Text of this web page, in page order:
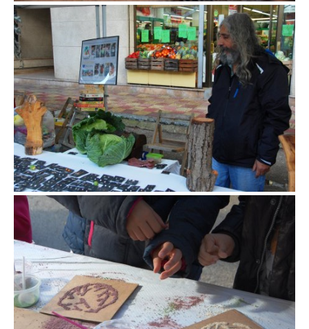
Fira de la col de la Roca del Vallès
Fira de la col de la Roca del Vallès